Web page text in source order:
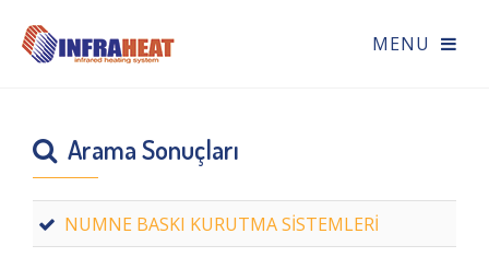
Arama Sonuçları
NUMNE BASKI KURUTMA SİSTEMLERİ